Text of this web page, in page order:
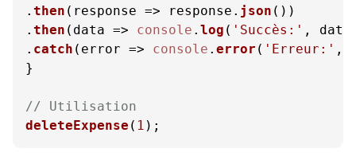
. then ( response => response. json ())
. then ( data => console . log ( 'Succès:' ,
. catch ( error => console . error ( 'Erreur:' ,
}
// Utilisation
deleteExpense ( 1 );